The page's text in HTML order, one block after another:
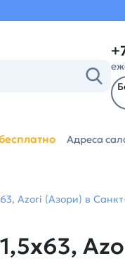
Адреса
Azori (Азори) в